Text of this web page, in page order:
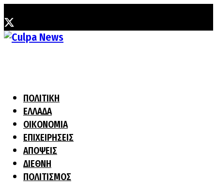
ΠΟΛΙΤΙΚΗ
ΕΛΛΑΔΑ
ΟΙΚΟΝΟΜΙΑ
ΕΠΙΧΕΙΡΗΣΕΙΣ
ΑΠΟΨΕΙΣ
ΔΙΕΘΝΗ
ΠΟΛΙΤΙΣΜΟΣ